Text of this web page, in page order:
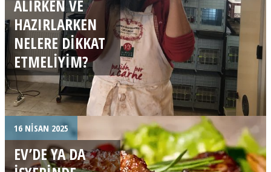
ALIRKEN VE
HAZIRLARKEN
NELERE DIKKAT
ETMELIYIM?
16 NISAN 2025
EV’DE YA DA